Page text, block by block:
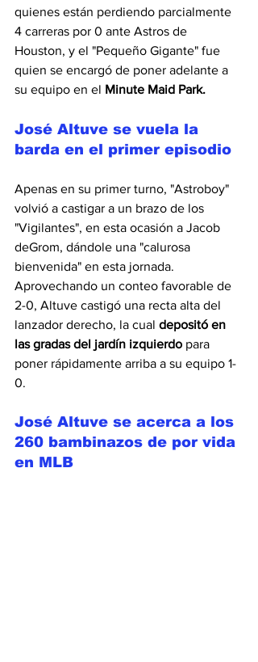
quienes están perdiendo parcialmente
4 carreras por 0 ante Astros de
Houston, y el "Pequeño Gigante" fue
quien se encargó de poner adelante a
su equipo en el Minute Maid Park.
José Altuve se vuela la
barda en el primer episodio
Apenas en su primer turno, "Astroboy"
volvió a castigar a un brazo de los
"Vigilantes", en esta ocasión a Jacob
deGrom, dándole una "calurosa
bienvenida" en esta jornada.
Aprovechando un conteo favorable de
2-0, Altuve castigó una recta alta del
lanzador derecho, la cual depositó en
las gradas del jardín izquierdo para
poner rápidamente arriba a su equipo 1-
0.
José Altuve se acerca a los
260 bambinazos de por vida
en MLB